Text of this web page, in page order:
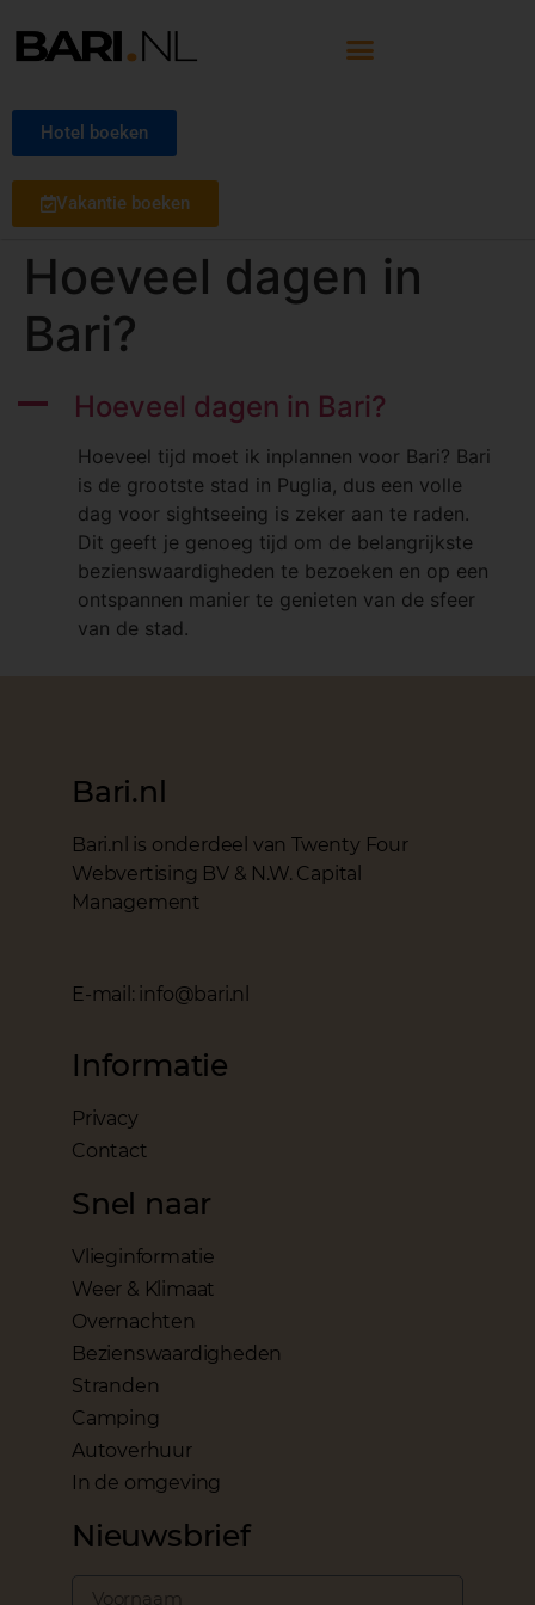
Hotel boeken
Vakantie boeken
Hoeveel dagen in
Bari?
A Hoeveel dagen in Bari?
Hoeveel tijd moet ik inplannen voor Bari? Bari
is de grootste stad in Puglia, dus een volle
dag voor sightseeing is zeker aan te raden.
Dit geeft je genoeg tijd om de belangrijkste
bezienswaardigheden te bezoeken en op een
ontspannen manier te genieten van de sfeer
van de stad.
Bari.nl
Bari.nl is onderdeel van Twenty Four
Webvertising BV & N.W. Capital
Management
E-mail: info@bari.nl
Informatie
Privacy
Contact
Snel naar
Vlieginformatie
Weer & Klimaat
Overnachten
Bezienswaardigheden
Stranden
Camping
Autoverhuur
In de omgeving
Nieuwsbrief